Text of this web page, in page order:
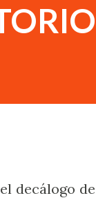
de